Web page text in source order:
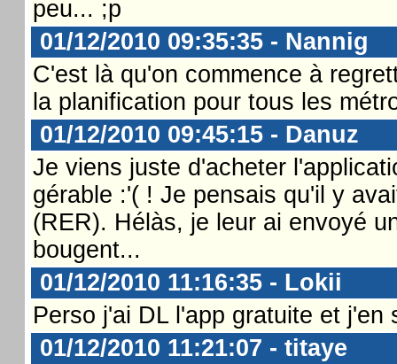
peu... ;p
01/12/2010 09:35:35 - Nannig
C'est là qu'on commence à
la planification pour tous les
01/12/2010 09:45:15 - Danuz
Je viens juste d'acheter
gérable :'( ! Je pensais qu'il y
(RER). Hélàs, je leur ai envoyé
bougent...
01/12/2010 11:16:35 - Lokii
Perso j'ai DL l'app gratuite et j'en
01/12/2010 11:21:07 - titaye